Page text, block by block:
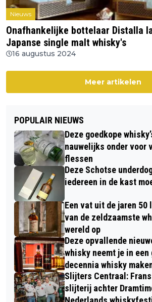
Nieuws
Onafhankelijke bottelaar Distalla
Japanse single malt whisky's
16 augustus 2024
Meer artikelen
POPULAIR NIEUWS
Deze goedkope
nauwelijks onder voor
flessen
Deze Schotse
iedereen in de kast
Een vat uit de jaren 50
van de zeldzaamste
wereld op
Deze opvallende
whisky neemt je in een
decennia whisky
Slijters Centraal:
slijterij achter